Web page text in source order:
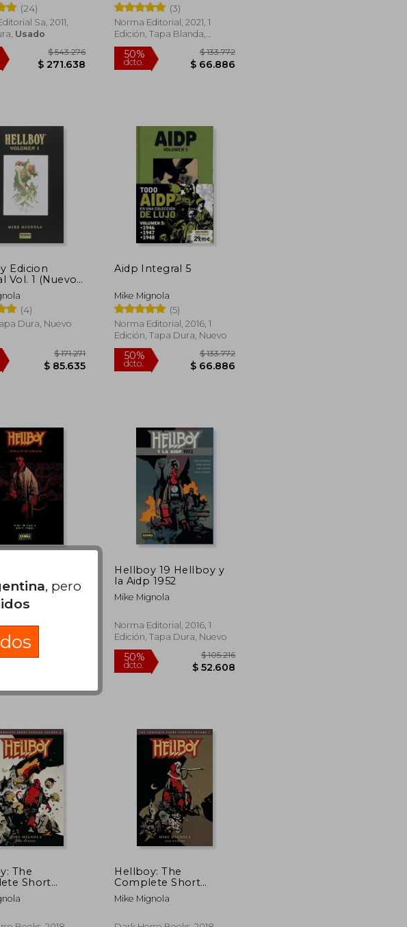
(24)
Sa, 2011,
Usado
50%
dcto.
(3)
Norma Editorial, 2021, 1
Edición, Tapa Blanda,
Nuevo
50%
dcto.
Edicion
Vol. 1 (Nuevo
(4)
Dura, Nuevo
50%
dcto.
$ 171.271
$ 85.635
Aidp Integral 5
Mike Mignola
(5)
Norma Editorial, 2016, 1
Edición, Tapa Dura, Nuevo
50%
dcto.
(2)
Tapa Dura,
50%
dcto.
$ 104.007
$ 52.003
Hellboy 19 Hellboy y
la Aidp 1952
Mike Mignola
Norma Editorial, 2016, 1
Edición, Tapa Dura, Nuevo
The
Short
Volume 2 (en
Hellboy: The
Complete Short
Stories Volume 1 (en
Inglés)
Mike Mignola
, pero